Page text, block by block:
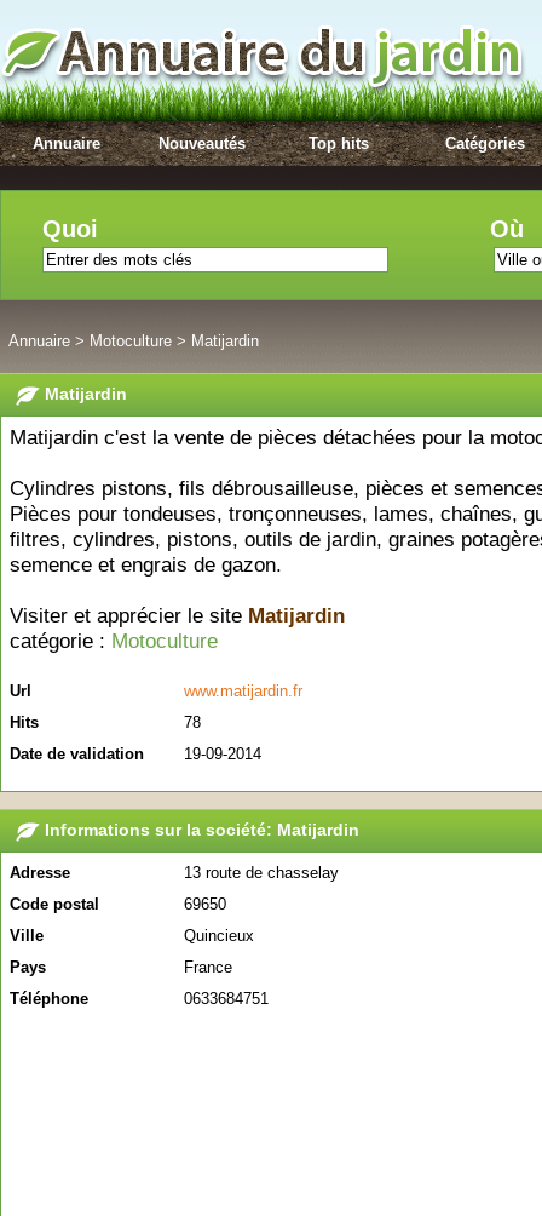
Annuaire Nouveautés Top hits Catégories
Quoi Où
Annuaire > Motoculture > Matijardin
Matijardin
Matijardin c'est la vente de pièces détachées pour la
Cylindres pistons, fils débrousailleuse, pièces et
Pièces pour tondeuses, tronçonneuses, lames, chaînes,
filtres, cylindres, pistons, outils de jardin, graines
semence et engrais de gazon.
Visiter et apprécier le site Matijardin
catégorie : Motoculture
Url
www.matijardin.fr
Hits
78
Date de validation
19-09-2014
Informations sur la société: Matijardin
Adresse
13 route de chasselay
Code postal
69650
Ville
Quincieux
Pays
France
Téléphone
0633684751